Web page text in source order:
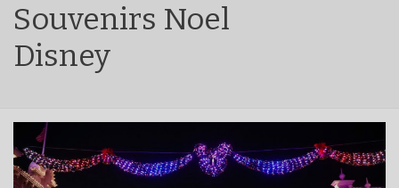
Souvenirs Noel
Disney